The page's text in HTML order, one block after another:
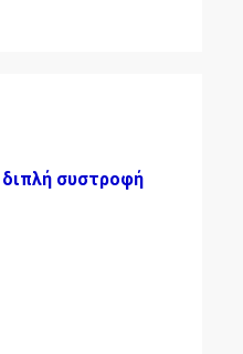
διπλή συστροφή